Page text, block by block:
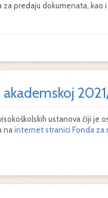
predaju dokumenata, kao
ustanova čiji je
na internet stranici Fonda za